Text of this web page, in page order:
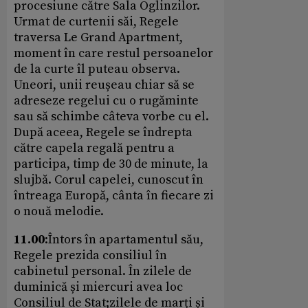
procesiune către Sala Oglinzilor.
Urmat de curtenii săi, Regele
traversa Le Grand Apartment,
moment în care restul persoanelor
de la curte îl puteau observa.
Uneori, unii reușeau chiar să se
adreseze regelui cu o rugăminte
sau să schimbe câteva vorbe cu el.
După aceea, Regele se îndrepta
către capela regală pentru a
participa, timp de 30 de minute, la
slujbă. Corul capelei, cunoscut în
întreaga Europă, cânta în fiecare zi
o nouă melodie.
11.00:Întors în apartamentul său,
Regele prezida consiliul în
cabinetul personal. În zilele de
duminică și miercuri avea loc
Consiliul de Stat;zilele de marți și